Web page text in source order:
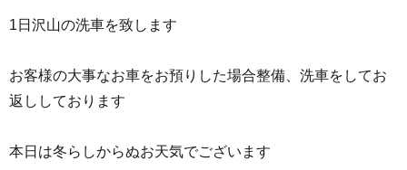
1日沢山の洗車を致します
お客様の大事なお車をお預りした場合整備、洗車をしてお
返ししております
本日は冬らしからぬお天気でございます